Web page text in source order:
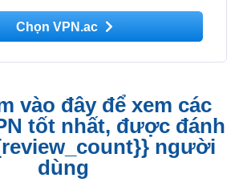
Chọn VPN.ac
vào đây để xem các
tốt nhất, được đánh
người
dùng